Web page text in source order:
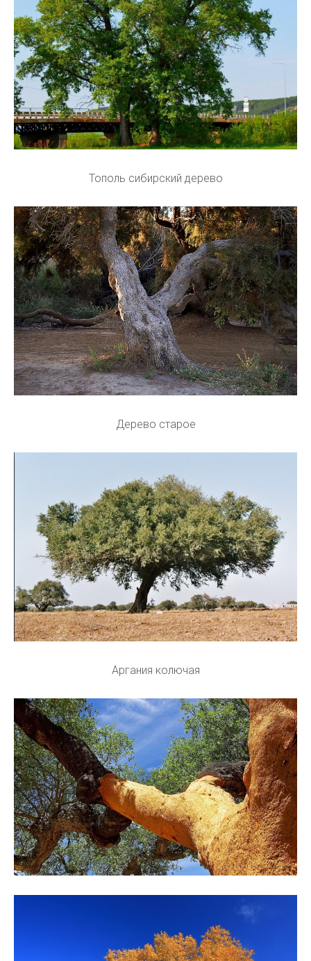
Тополь сибирский дерево
Дерево старое
Аргания колючая